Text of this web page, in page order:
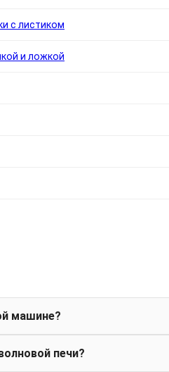
с листиком
и ложкой
машине?
печи?